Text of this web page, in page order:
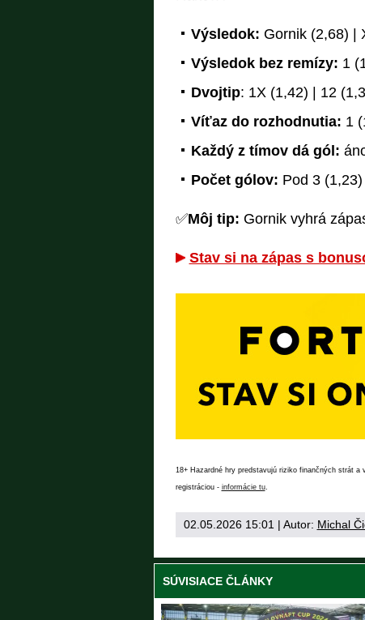
Výsledok: Gornik (2,68) |
Výsledok bez remízy: 1
Dvojtip: 1X (1,42) | 12
Víťaz do rozhodnutia: 1
Každý z tímov dá gól:
Počet gólov: Pod 3
✅Môj tip: Gornik vyhrá
Stav si na zápas s
18+ Hazardné hry predstavujú riziko finančných strát a
registráciou - informácie tu.
02.05.2026 15:01 | Autor: Michal
SÚVISIACE ČLÁNKY